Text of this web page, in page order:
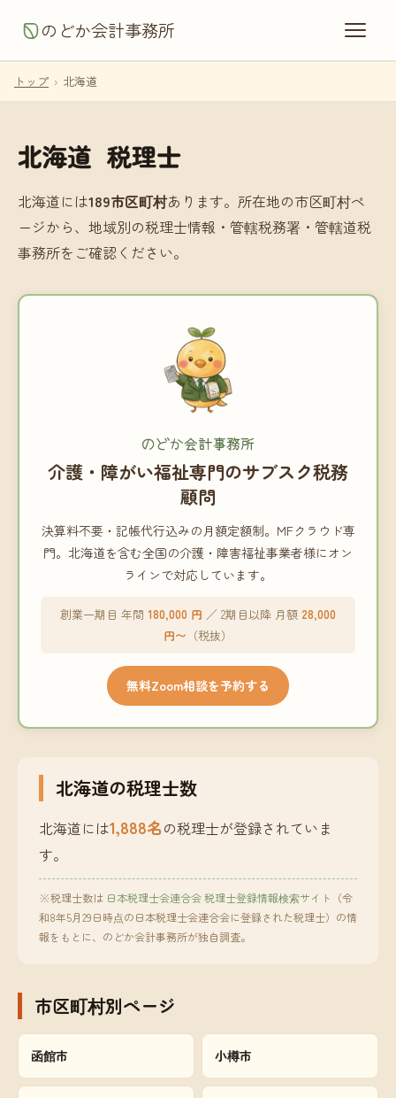
のどか会計事務所
トップ › 北海道
北海道 税理士
北海道には189市区町村あります。所在地の市区町村ペ
ージから、地域別の税理士情報・管轄税務署・管轄道税
事務所をご確認ください。
のどか会計事務所
介護・障がい福祉専門のサブスク税務
顧問
決算料不要・記帳代行込みの月額定額制。MFクラウド専
門。北海道を含む全国の介護・障害福祉事業者様にオン
ラインで対応しています。
創業一期目 年間 180,000 円 ／ 2期目以降 月額 28,000
円〜 （税抜）
無料Zoom相談を予約する
北海道の税理士数
北海道には1,888名の税理士が登録されていま
す。
※税理士数は 日本税理士会連合会 税理士登録情報検索サイト （令
和8年5月29日時点の日本税理士会連合会に登録された税理士）の情
報をもとに、のどか会計事務所が独自調査。
市区町村別ページ
函館市 小樽市